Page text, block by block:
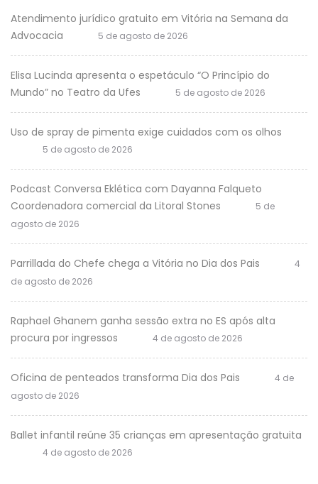
Atendimento jurídico gratuito em Vitória na Semana da
Advocacia
5 de agosto de 2026
Elisa Lucinda apresenta o espetáculo “O Princípio do
Mundo” no Teatro da Ufes
5 de agosto de 2026
Uso de spray de pimenta exige cuidados com os olhos
5 de agosto de 2026
Podcast Conversa Eklética com Dayanna Falqueto
Coordenadora comercial da Litoral Stones
5 de
agosto de 2026
Parrillada do Chefe chega a Vitória no Dia dos Pais
4
de agosto de 2026
Raphael Ghanem ganha sessão extra no ES após alta
procura por ingressos
4 de agosto de 2026
Oficina de penteados transforma Dia dos Pais
4 de
agosto de 2026
Ballet infantil reúne 35 crianças em apresentação gratuita
4 de agosto de 2026